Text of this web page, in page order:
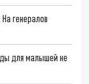
генералов
для малышей не